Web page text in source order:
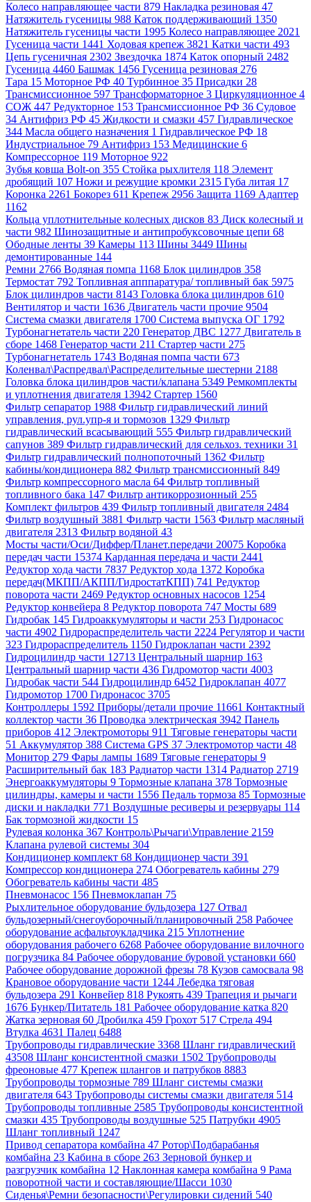
Колесо направляющее части 879 Накладка резиновая 47
Натяжитель гусеницы 988 Каток поддерживающий 1350
Натяжитель гусеницы части 1995 Колесо направляющее 2021
Гусеница части 1441 Ходовая крепеж 3821 Катки части 493
Цепь гусеничная 2302 Звездочка 1874 Каток опорный 2482
Гусеница 4460 Башмак 1456 Гусеница резиновая 276
Тара 15 Моторное РФ 40 Турбинное 35 Присадки 28
Трансмиссионное 597 Трансформаторное 3 Циркуляционное 4
СОЖ 447 Редукторное 153 Трансмиссионное РФ 36 Судовое
34 Антифриз РФ 45 Жидкости и смазки 457 Гидравлическое
344 Масла общего назначения 1 Гидравлическое РФ 18
Индустриальное 79 Антифриз 153 Медицинские 6
Компрессорное 119 Моторное 922
Зубья ковша Bolt-on 355 Стойка рыхлителя 118 Элемент
дробящий 107 Ножи и режущие кромки 2315 Губа литая 17
Коронка 2261 Бокорез 611 Крепеж 2956 Защита 1169 Адаптер
1162
Кольца уплотнительные колесных дисков 83 Диск колесный и
части 982 Шинозащитные и антипробуксовочные цепи 68
Ободные ленты 39 Камеры 113 Шины 3449 Шины
демонтированные 144
Ремни 2766 Водяная помпа 1168 Блок цилиндров 358
Термостат 792 Топливная апппаратура/ топливный бак 5975
Блок цилиндров части 8143 Головка блока цилиндров 610
Вентилятор и части 1636 Двигатель части прочие 9504
Система смазки двигателя 1700 Система выпуска ОГ 1792
Турбонагнетатель части 220 Генератор ДВС 1277 Двигатель в
сборе 1468 Генератор части 211 Стартер части 275
Турбонагнетатель 1743 Водяная помпа части 673
Коленвал\Распредвал\Распределительные шестерни 2188
Головка блока цилиндров части/клапана 5349 Ремкомплекты
и уплотнения двигателя 13942 Стартер 1560
Фильтр сепаратор 1988 Фильтр гидравлический линий
управления, рул.упр-я и тормозов 1329 Фильтр
гидравлический всасывающий 555 Фильтр гидравлический
сапунов 389 Фильтр гидравлический для сельхоз. техники 31
Фильтр гидравлический полнопоточный 1362 Фильтр
кабины/кондиционера 882 Фильтр трансмиссионный 849
Фильтр компрессорного масла 64 Фильтр топливный
топливного бака 147 Фильтр антикоррозионный 255
Комплект фильтров 439 Фильтр топливный двигателя 2484
Фильтр воздушный 3881 Фильтр части 1563 Фильтр масляный
двигателя 2313 Фильтр водяной 43
Мосты части/Оси/Диффер/Планет.передачи 20075 Коробка
передач части 15374 Карданная передача и части 2441
Редуктор хода части 7837 Редуктор хода 1372 Коробка
передач(МКПП/АКПП/ГидростатКПП) 741 Редуктор
поворота части 2469 Редуктор основных насосов 1254
Редуктор конвейера 8 Редуктор поворота 747 Мосты 689
Гидробак 145 Гидроаккумуляторы и части 253 Гидронасос
части 4902 Гидрораспределитель части 2224 Регулятор и части
323 Гидрораспределитель 1150 Гидроклапан части 2392
Гидроцилиндр части 12713 Центральный шарнир 163
Центральный шарнир части 436 Гидромотор части 4003
Гидробак части 544 Гидроцилиндр 6452 Гидроклапан 4077
Гидромотор 1700 Гидронасос 3705
Контроллеры 1592 Приборы/детали прочие 11661 Контактный
коллектор части 36 Проводка электрическая 3942 Панель
приборов 412 Электромоторы 911 Тяговые генераторы части
51 Аккумулятор 388 Система GPS 37 Электромотор части 48
Монитор 279 Фары лампы 1689 Тяговые генераторы 9
Расширительный бак 183 Радиатор части 1314 Радиатор 2719
Энергоаккумуляторы 9 Тормозные клапана 378 Тормозные
цилиндры, камеры и части 1556 Педаль тормоза 85 Тормозные
диски и накладки 771 Воздушные ресиверы и резервуары 114
Бак тормозной жидкости 15
Рулевая колонка 367 Контроль\Рычаги\Управление 2159
Клапана рулевой системы 304
Кондиционер комплект 68 Кондиционер части 391
Компрессор кондиционера 274 Обогреватель кабины 279
Обогреватель кабины части 485
Пневмонасос 156 Пневмоклапан 75
Рыхлительное оборудование бульдозера 127 Отвал
бульдозерный/снегоуборочный/планировочный 258 Рабочее
оборудование асфальтоукладчика 215 Уплотнение
оборудования рабочего 6268 Рабочее оборудование вилочного
погрузчика 84 Рабочее оборудование буровой установки 660
Рабочее оборудование дорожной фрезы 78 Кузов самосвала 98
Крановое оборудование части 1244 Лебедка тяговая
бульдозера 291 Конвейер 818 Рукоять 439 Трапеция и рычаги
1676 Бункер/Питатель 181 Рабочее оборудование катка 820
Жатка зерновая 60 Дробилка 459 Грохот 517 Стрела 494
Втулка 4631 Палец 6488
Трубопроводы гидравлические 3368 Шланг гидравлический
43508 Шланг консистентной смазки 1502 Трубопроводы
фреоновые 477 Крепеж шлангов и патрубков 8883
Трубопроводы тормозные 789 Шланг системы смазки
двигателя 643 Трубопроводы системы смазки двигателя 514
Трубопроводы топливные 2585 Трубопроводы консистентной
смазки 435 Трубопроводы воздушные 525 Патрубки 4905
Шланг топливный 1247
Привод сепаратора комбайна 47 Ротор\Подбарабанья
комбайна 23 Кабина в сборе 263 Зерновой бункер и
разгрузчик комбайна 12 Наклонная камера комбайна 9 Рама
поворотной части и составляющие/Шасси 1030
Сиденья\Ремни безопасности\Регулировки сидений 540